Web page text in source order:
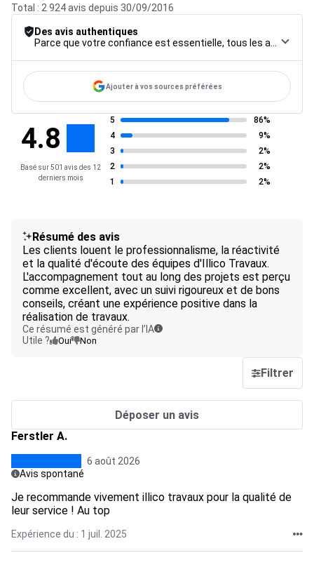
Total : 2 924 avis depuis 30/09/2016
Des avis authentiques
Ajouter à vos sources préférées
4.8
Basé sur 501 avis des 12
derniers mois
5
86%
4
9%
3
2%
2
2%
1
2%
Résumé des avis
Les clients louent le professionnalisme, la réactivité
et la qualité d'écoute des équipes d'Illico Travaux.
L'accompagnement tout au long des projets est perçu
comme excellent, avec un suivi rigoureux et de bons
conseils, créant une expérience positive dans la
réalisation de travaux.
Ce résumé est généré par l’IA
Utile ?
Oui Non
Filtrer
Déposer un avis
Ferstler A.
6 août 2026
Avis spontané
Je recommande vivement illico travaux pour la qualité de
leur service ! Au top
Expérience du : 1 juil. 2025